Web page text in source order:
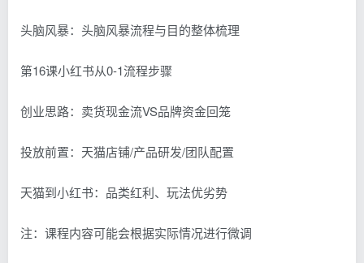
头脑风暴：头脑风暴流程与目的整体梳理
第16课小红书从0-1流程步骤
创业思路：卖货现金流VS品牌资金回笼
投放前置：天猫店铺/产品研发/团队配置
天猫到小红书：品类红利、玩法优劣势
注：课程内容可能会根据实际情况进行微调